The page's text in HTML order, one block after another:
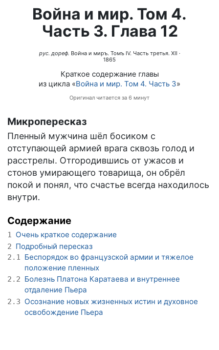
Война и мир. Том 4.
Часть 3. Глава 12
рус. дореф. Война и миръ. Томъ IV. Часть третья. XII ·
1865
Краткое содержание главы
из цикла «Война и мир. Том 4. Часть 3»
Оригинал читается за 6 минут
Микропересказ
Пленный мужчина шёл босиком с
отступающей армией врага сквозь голод и
расстрелы. Отгородившись от ужасов и
стонов умирающего товарища, он обрёл
покой и понял, что счастье всегда находилось
внутри.
Содержание
1 Очень краткое содержание
2 Подробный пересказ
2.1 Беспорядок во французской армии и тяжелое
положение пленных
2.2 Болезнь Платона Каратаева и внутреннее
отдаление Пьера
2.3 Осознание новых жизненных истин и духовное
освобождение Пьера